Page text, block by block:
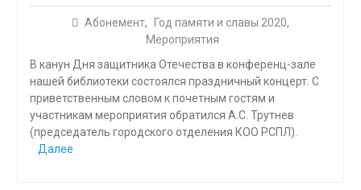
Абонемент, Год памяти и славы 2020,
Мероприятия
В канун Дня защитника Отечества в конференц-зале
нашей библиотеки состоялся праздничный концерт. С
приветственным словом к почетным гостям и
участникам мероприятия обратился А.С. Трутнев
(председатель городского отделения КОО РСПЛ).
Далее